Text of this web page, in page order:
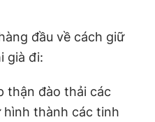
đầu về cách giữ
già đi:
thận đào thải các
hình thành các tinh